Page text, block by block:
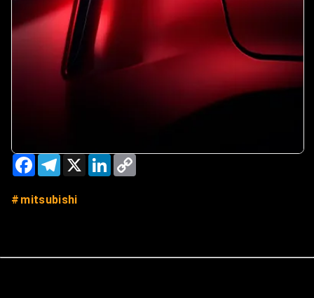
FacebookTelegram
X LinkedIn
mitsubishi